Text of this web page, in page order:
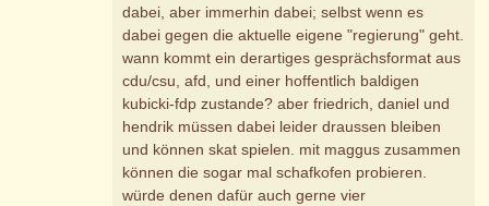
dabei, aber immerhin dabei; selbst wenn es
dabei gegen die aktuelle eigene "regierung" geht.
wann kommt ein derartiges gesprächsformat aus
cdu/csu, afd, und einer hoffentlich baldigen
kubicki-fdp zustande? aber friedrich, daniel und
hendrik müssen dabei leider draussen bleiben
und können skat spielen. mit maggus zusammen
können die sogar mal schafkofen probieren.
würde denen dafür auch gerne vier